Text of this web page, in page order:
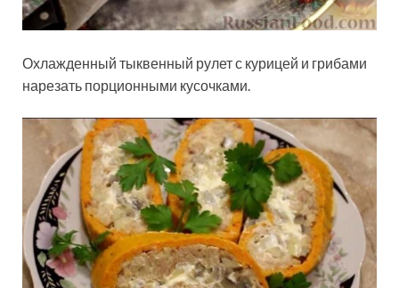
Охлажденный тыквенный рулет с курицей и грибами
нарезать порционными кусочками.